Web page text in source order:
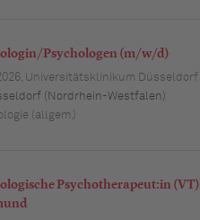
Psychologen (m/w/d)
Universitätsklinikum Düsseldorf
(Nordrhein-Westfalen)
(allgem.)
Psychotherapeut:in